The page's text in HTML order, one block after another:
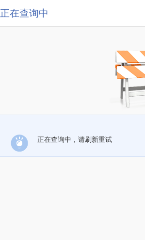
正在查询中
正在查询中，请刷新重试